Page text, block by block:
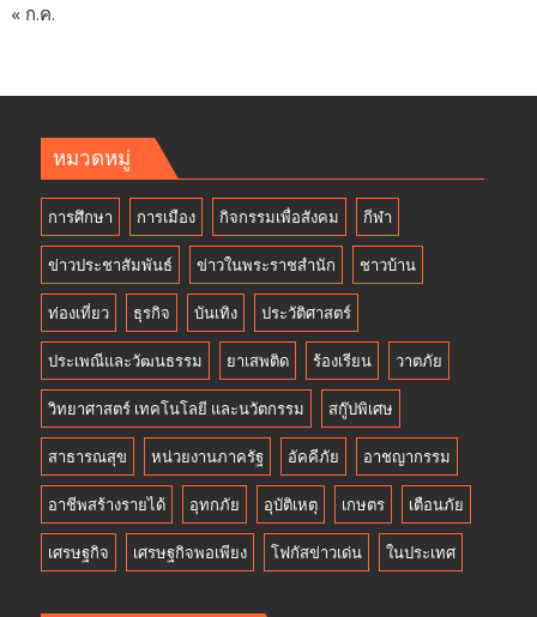
« ก.ค.
หมวดหมู่
การศึกษา การเมือง กิจกรรมเพื่อสังคม กีฬา
ข่าวประชาสัมพันธ์ ข่าวในพระราชสำนัก ชาวบ้าน
ท่องเที่ยว ธุรกิจ บันเทิง ประวัติศาสตร์
ประเพณีและวัฒนธรรม ยาเสพติด ร้องเรียน วาตภัย
วิทยาศาสตร์ เทคโนโลยี และนวัตกรรม สกู๊ปพิเศษ
สาธารณสุข หน่วยงานภาครัฐ อัคคีภัย อาชญากรรม
อาชีพสร้างรายได้ อุทกภัย อุบัติเหตุ เกษตร เตือนภัย
เศรษฐกิจ เศรษฐกิจพอเพียง โฟกัสข่าวเด่น ในประเทศ